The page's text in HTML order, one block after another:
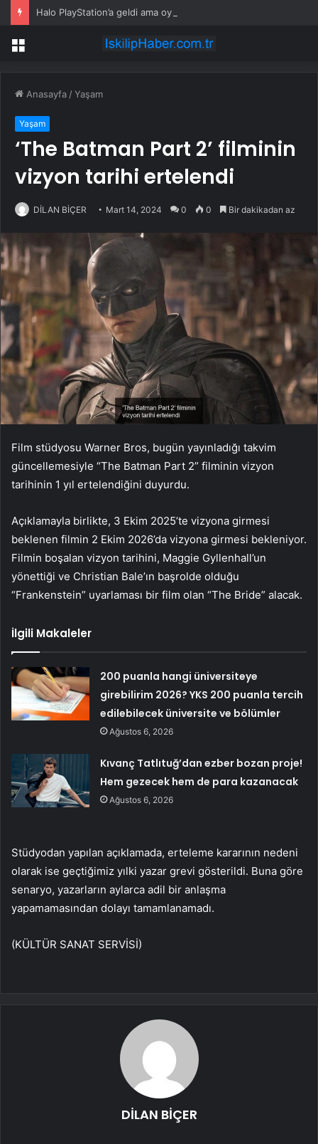
Menü
Anasayfa /Yaşam
Yaşam
‘The Batman Part 2’ filminin
vizyon tarihi ertelendi
DİLAN BİÇER Mart 14, 2024 0 0 Bir dakikadan az
Film stüdyosu Warner Bros, bugün yayınladığı takvim
güncellemesiyle “The Batman Part 2” filminin vizyon
tarihinin 1 yıl ertelendiğini duyurdu.
Açıklamayla birlikte, 3 Ekim 2025’te vizyona girmesi
beklenen filmin 2 Ekim 2026’da vizyona girmesi bekleniyor.
Filmin boşalan vizyon tarihini, Maggie Gyllenhall’un
yönettiği ve Christian Bale’ın başrolde olduğu
“Frankenstein” uyarlaması bir film olan “The Bride” alacak.
İlgili Makaleler
200 puanla hangi üniversiteye
girebilirim 2026? YKS 200 puanla tercih
edilebilecek üniversite ve bölümler
Ağustos 6, 2026
Kıvanç Tatlıtuğ’dan ezber bozan proje!
Hem gezecek hem de para kazanacak
Ağustos 6, 2026
Stüdyodan yapılan açıklamada, erteleme kararının nedeni
olarak ise geçtiğimiz yılki yazar grevi gösterildi. Buna göre
senaryo, yazarların aylarca adil bir anlaşma
yapamamasından dolayı tamamlanamadı.
(KÜLTÜR SANAT SERVİSİ)
DİLAN BİÇER